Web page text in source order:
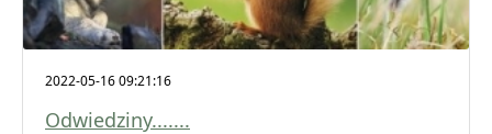
2022-05-16 09:21:16
Odwiedziny.......